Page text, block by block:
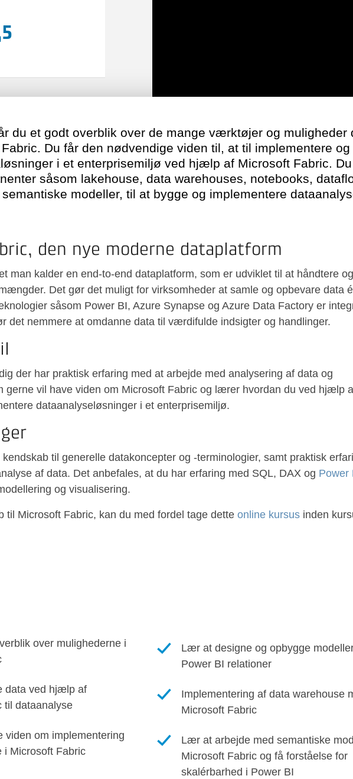
du et godt overblik over de mange værktøjer og muligheder
Du får den nødvendige viden til, at til implementere og
i et enterprisemiljø ved hjælp af Microsoft Fabric.
såsom lakehouse, data warehouses, notebooks,
modeller, til at bygge og implementere
den nye moderne dataplatform
man kalder en end-to-end dataplatform, som er udviklet til at håndtere og
Det gør det muligt for virksomheder at samle og opbevare data
såsom Power BI, Azure Synapse og Azure Data Factory er
det nemmere at omdanne data til værdifulde indsigter og handlinger.
der har praktisk erfaring med at arbejde med analysering af data og
gerne vil have viden om Microsoft Fabric og lærer hvordan du ved hjælp
dataanalyseløsninger i et enterprisemiljø.
til generelle datakoncepter og -terminologier, samt praktisk
af data. Det anbefales, at du har erfaring med SQL, DAX og Power
og visualisering.
til Microsoft Fabric, kan du med fordel tage dette online kursus inden
over mulighederne i
data ved hjælp af
til dataanalyse
viden om implementering
i Microsoft Fabric
Lær at designe og opbygge
Power BI relationer
Implementering af data warehouse
Microsoft Fabric
Lær at arbejde med semantiske
Microsoft Fabric og få forståelse for
skalérbarhed i Power BI